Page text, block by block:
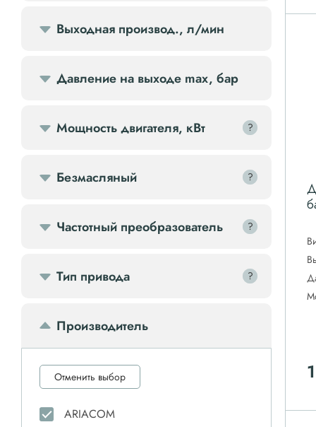
Осветительные мачты
Осушители
Ресиверы
Выходная производ., л/мин
Давление на выходе max, бар
Мощность двигателя, кВт ?
?
Безмасляный ?
?
Частотный преобразователь ?
?
Тип привода ?
?
Производитель
Отменить выбор
ARIACOM